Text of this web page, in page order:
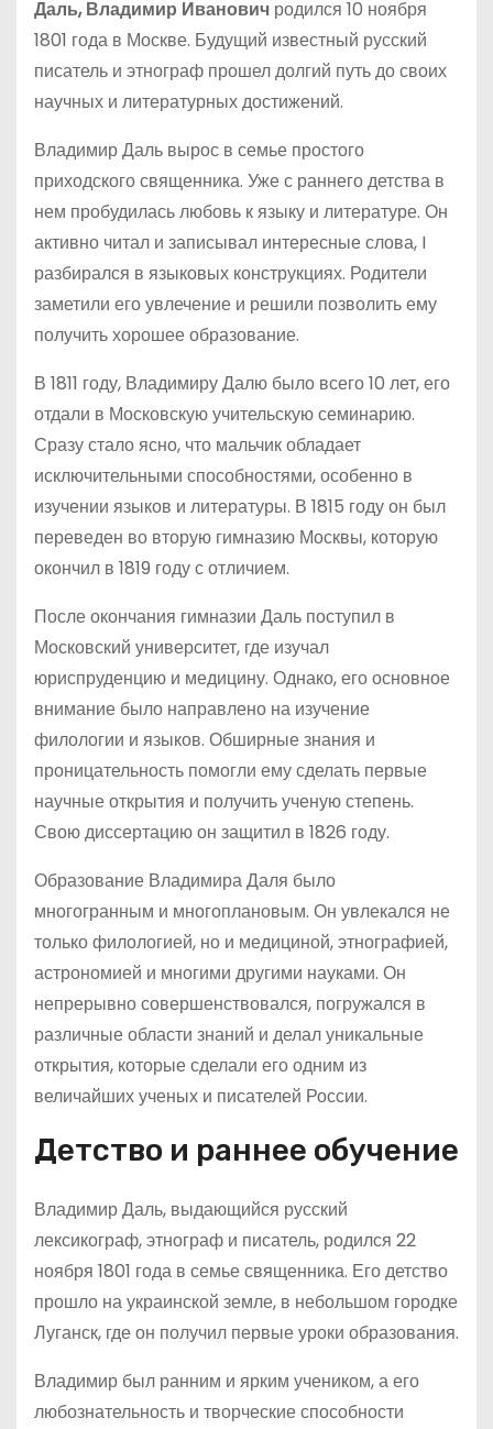
Даль, Владимир Иванович родился 10 ноября
1801 года в Москве. Будущий известный русский
писатель и этнограф прошел долгий путь до своих
научных и литературных достижений.
Владимир Даль вырос в семье простого
приходского священника. Уже с раннего детства в
нем пробудилась любовь к языку и литературе. Он
активно читал и записывал интересные слова, I
разбирался в языковых конструкциях. Родители
заметили его увлечение и решили позволить ему
получить хорошее образование.
В 1811 году, Владимиру Далю было всего 10 лет, его
отдали в Московскую учительскую семинарию.
Сразу стало ясно, что мальчик обладает
исключительными способностями, особенно в
изучении языков и литературы. В 1815 году он был
переведен во вторую гимназию Москвы, которую
окончил в 1819 году с отличием.
После окончания гимназии Даль поступил в
Московский университет, где изучал
юриспруденцию и медицину. Однако, его основное
внимание было направлено на изучение
филологии и языков. Обширные знания и
проницательность помогли ему сделать первые
научные открытия и получить ученую степень.
Свою диссертацию он защитил в 1826 году.
Образование Владимира Даля было
многогранным и многоплановым. Он увлекался не
только филологией, но и медициной, этнографией,
астрономией и многими другими науками. Он
непрерывно совершенствовался, погружался в
различные области знаний и делал уникальные
открытия, которые сделали его одним из
величайших ученых и писателей России.
Детство и раннее обучение
Владимир Даль, выдающийся русский
лексикограф, этнограф и писатель, родился 22
ноября 1801 года в семье священника. Его детство
прошло на украинской земле, в небольшом городке
Луганск, где он получил первые уроки образования.
Владимир был ранним и ярким учеником, а его
любознательность и творческие способности